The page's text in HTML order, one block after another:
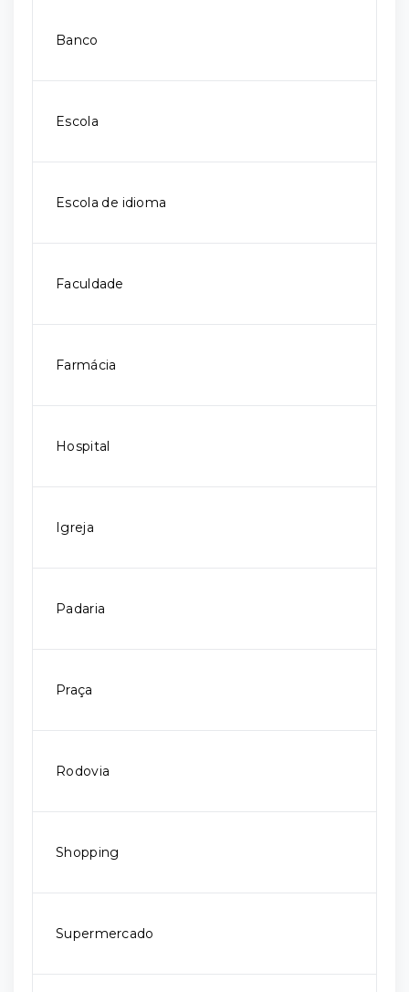
Banco
Escola
Escola de idioma
Faculdade
Farmácia
Hospital
Igreja
Padaria
Praça
Rodovia
Shopping
Supermercado